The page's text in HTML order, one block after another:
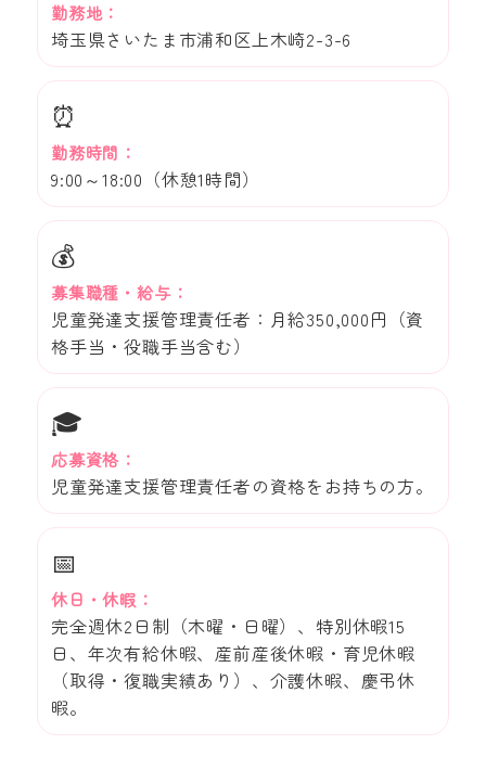
勤務地：
埼玉県さいたま市浦和区上木崎2-3-6
⏰
勤務時間：
9:00～18:00（休憩1時間）
💰
募集職種・給与：
児童発達支援管理責任者：月給350,000円（資
格手当・役職手当含む）
🎓
応募資格：
児童発達支援管理責任者の資格をお持ちの方。
📅
休日・休暇：
完全週休2日制（木曜・日曜）、特別休暇15
日、年次有給休暇、産前産後休暇・育児休暇
（取得・復職実績あり）、介護休暇、慶弔休
暇。